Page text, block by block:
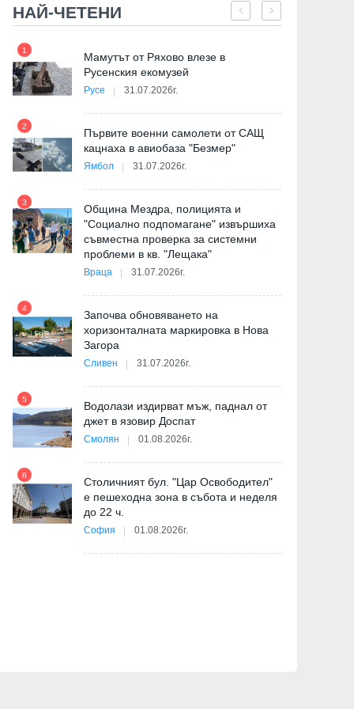
НАЙ-ЧЕТЕНИ
1
Мамутът от Ряхово влезе в
Русенския екомузей
Русе 31.07.2026г.
2
Първите военни самолети от САЩ
кацнаха в авиобаза "Безмер"
Ямбол 31.07.2026г.
3
Община Мездра, полицията и
"Социално подпомагане" извършиха
съвместна проверка за системни
проблеми в кв. "Лещака"
Враца 31.07.2026г.
4
Започва обновяването на
хоризонталната маркировка в Нова
Загора
Сливен 31.07.2026г.
5
Водолази издирват мъж, паднал от
джет в язовир Доспат
Смолян 01.08.2026г.
6
Столичният бул. "Цар Освободител"
е пешеходна зона в събота и неделя
до 22 ч.
София 01.08.2026г.